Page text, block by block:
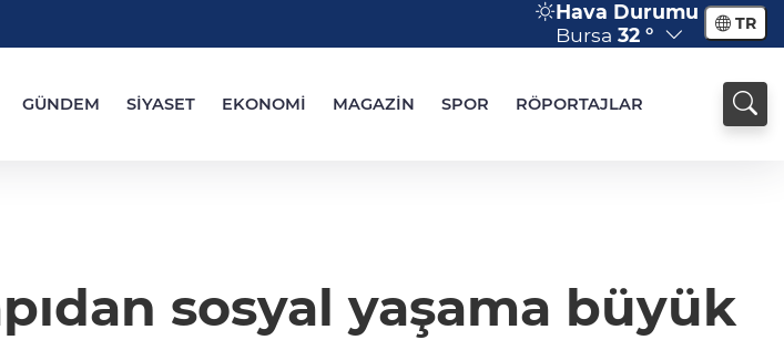
Hava Durumu
Bursa 32 ° TR
GÜNDEM SİYASET EKONOMİ MAGAZİN SPOR RÖPORTAJLAR
sosyal yaşama büyük